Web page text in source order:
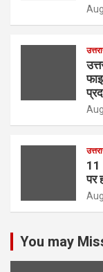
11
पर
You may